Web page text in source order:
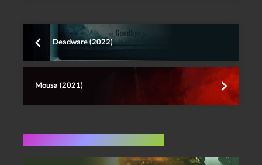
Deadware (2022)
Mousa (2021)